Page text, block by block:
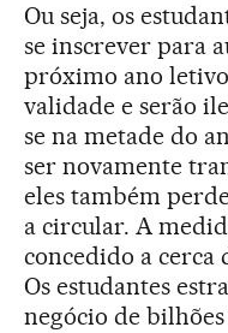
Ou seja, os
se inscrever para
próximo ano
validade e serão
se na metade do
ser novamente
eles também
a circular. A
concedido a cerca
Os estudantes
negócio de